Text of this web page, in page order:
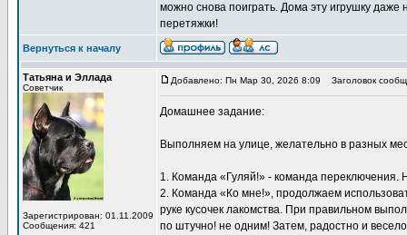
можно снова поиграть. Дома эту игрушку даже
перетяжки!
Вернуться к началу
Татьяна и Эллада
Советчик
Зарегистрирован: 01.11.2009
Сообщения: 421
Добавлено: Пн Мар 30, 2026 8:09 Заголовок
Домашнее задание:
Выполняем на улице, желательно в разных
1. Команда «Гуляй!» - команда
2. Команда «Ко мне!», продолжаем
руке кусочек лакомства. При правильном
по штучно! не одним! Затем, радостно и